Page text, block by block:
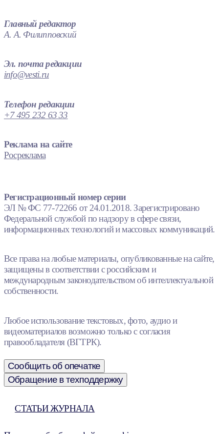
Главный редактор
А. А. Филипповский
Эл. почта редакции
info@vesti.ru
Телефон редакции
+7 495 232 63 33
Реклама на сайте
Росреклама
Регистрационный номер серии
ЭЛ № ФС 77-72266 от 24.01.2018. Зарегистрировано
Федеральной службой по надзору в сфере связи,
информационных технологий и массовых коммуникаций.
Все права на любые материалы, опубликованные на сайте,
защищены в соответствии с российским и
международным законодательством об интеллектуальной
собственности.
Любое использование текстовых, фото, аудио и
видеоматериалов возможно только с согласия
правообладателя (ВГТРК).
Сообщить об опечатке
Обращение в техподдержку
СТАТЬИ ЖУРНАЛА